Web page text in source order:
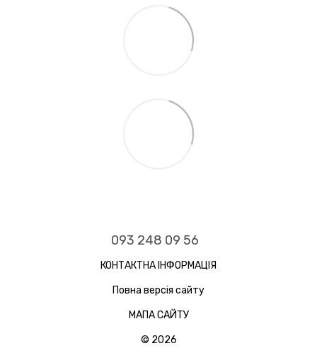
093 248 09 56
КОНТАКТНА ІНФОРМАЦІЯ
Повна версія сайту
МАПА САЙТУ
© 2026